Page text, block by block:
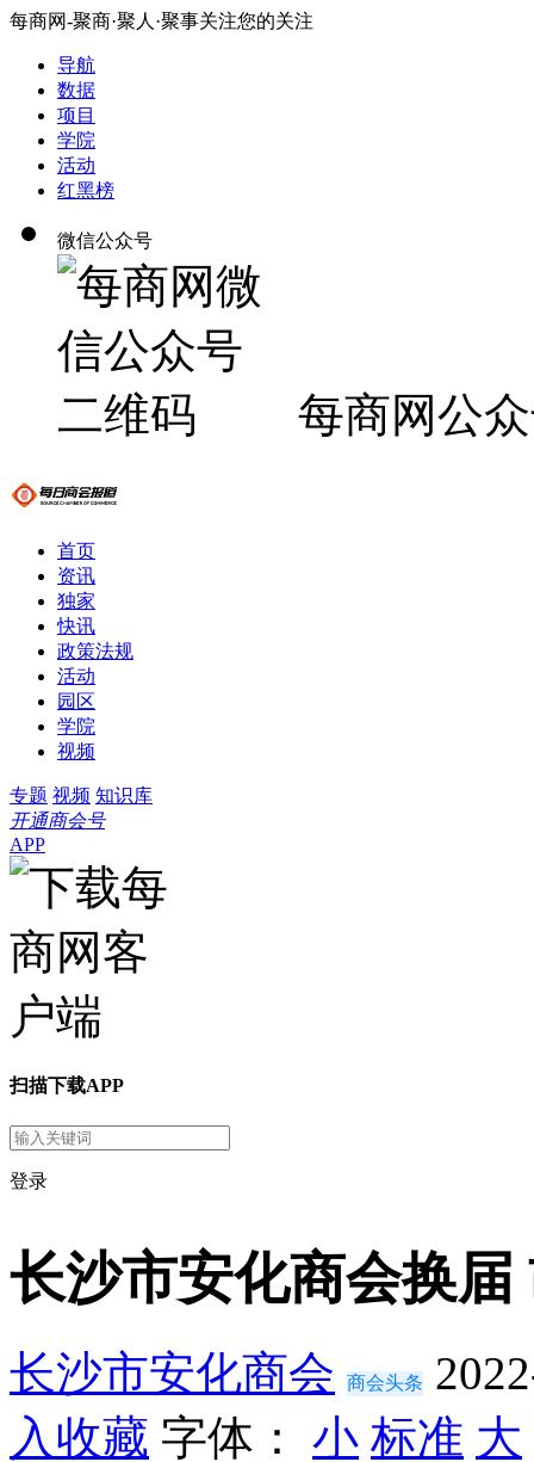
每商网-聚商·聚人·聚事关注您的关注
导航
数据
项目
学院
活动
红黑榜
微信公众号
每商网公
首页
资讯
独家
快讯
政策法规
活动
园区
学院
视频
专题 视频 知识库
开通商会号
APP
扫描下载APP
登录
长沙市安化商会换
长沙市安化商会 商会头条
入收藏 字体： 小 标准 大